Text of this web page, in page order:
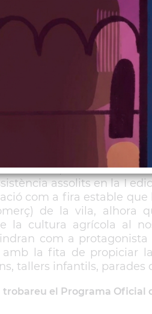
a ser
del 4 al 6
i entorn, acolliran la 2a
assolits en la I
com a fira estable
de la vila, alhora
la cultura agrícola al
com a
la fita de propiciar
tallers infantils, parades
trobareu el Programa Oficial